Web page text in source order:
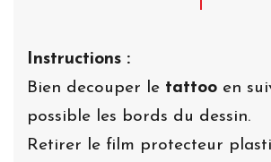
Instructions :
Bien decouper le tattoo en
possible les bords du dessin.
Retirer le film protecteur